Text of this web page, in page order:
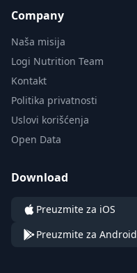
Company
Naša misija
Logi Nutrition Team
Kontakt
Politika privatnosti
Uslovi korišćenja
Open Data
Download
Preuzmite za iOS
Preuzmite za Android